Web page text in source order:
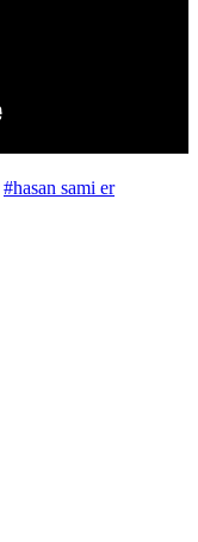
#hasan sami er